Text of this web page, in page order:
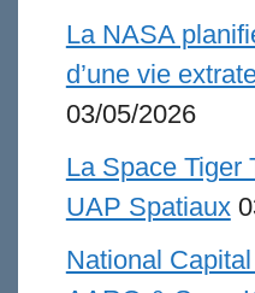
La NASA
d’une vie
03/05/2026
La Space Tiger
UAP Spatiaux
National